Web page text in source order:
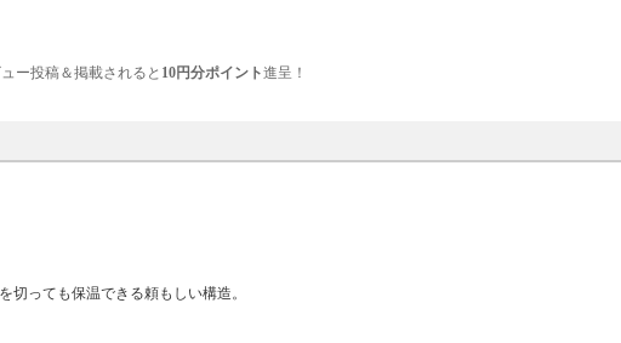
ー投稿＆掲載されると 10円分ポイント進呈！
切っても保温できる頼もしい構造。